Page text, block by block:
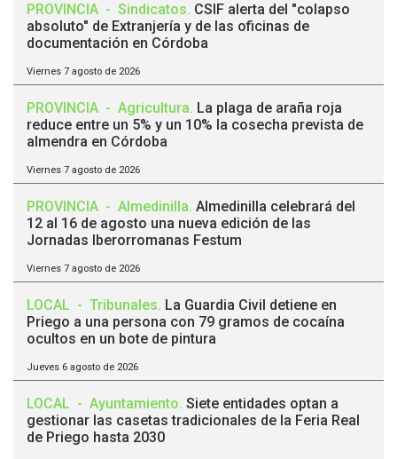
PROVINCIA - Sindicatos. CSIF alerta del "colapso
absoluto" de Extranjería y de las oficinas de
documentación en Córdoba
Viernes 7 agosto de 2026
PROVINCIA - Agricultura. La plaga de araña roja
reduce entre un 5% y un 10% la cosecha prevista de
almendra en Córdoba
Viernes 7 agosto de 2026
PROVINCIA - Almedinilla. Almedinilla celebrará del
12 al 16 de agosto una nueva edición de las
Jornadas Iberorromanas Festum
Viernes 7 agosto de 2026
LOCAL - Tribunales. La Guardia Civil detiene en
Priego a una persona con 79 gramos de cocaína
ocultos en un bote de pintura
Jueves 6 agosto de 2026
LOCAL - Ayuntamiento. Siete entidades optan a
gestionar las casetas tradicionales de la Feria Real
de Priego hasta 2030